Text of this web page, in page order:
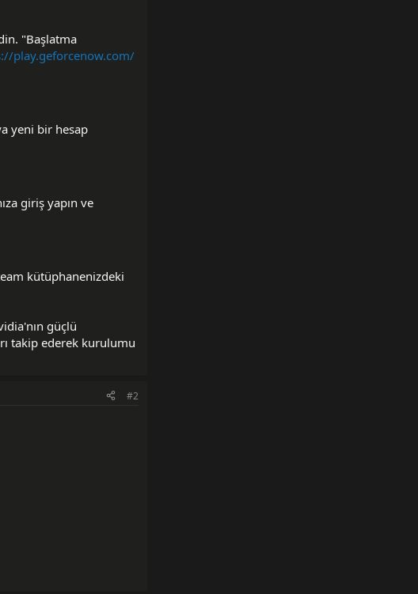
"Başlatma
play.geforcenow.com/
yeni bir hesap
giriş yapın ve
kütüphanenizdeki
güçlü
takip ederek kurulumu
#2